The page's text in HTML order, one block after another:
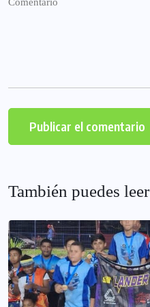
También puedes leer